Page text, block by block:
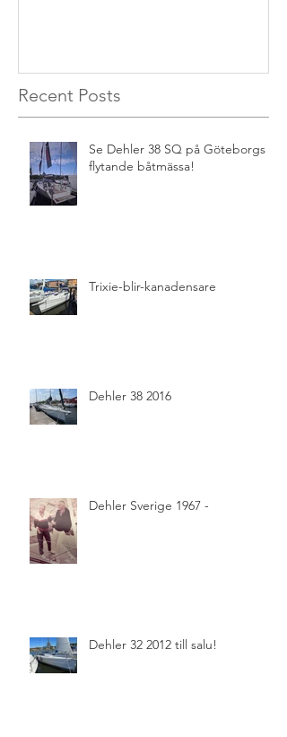
Recent Posts
Se Dehler 38 SQ på Göteborgs
flytande båtmässa!
Trixie-blir-kanadensare
Dehler 38 2016
Dehler Sverige 1967 -
Dehler 32 2012 till salu!